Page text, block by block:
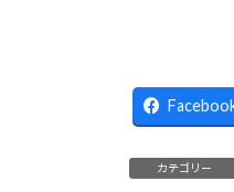
カテゴリー